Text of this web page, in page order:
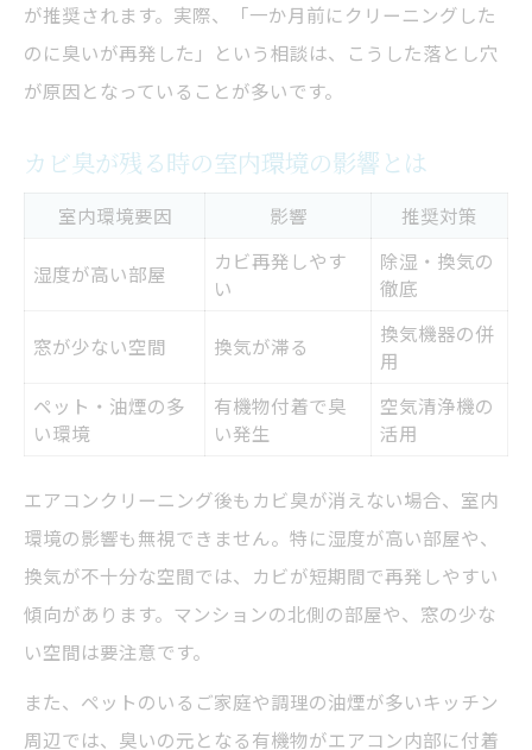
再発したカビ臭に悩んだら業者相談の判断ポイ
ント
再相談すべきケース早見表
業者再依頼前に確認したい項目
自分で解決できるかの判断基準
エアコンクリーニング後の臭いが続く時の
相談先
再クリーニングが必要なサインとは
が推奨されます。実際、「一か月前にクリーニングした
のに臭いが再発した」という相談は、こうした落とし穴
が原因となっていることが多いです。
カビ臭が残る時の室内環境の影響とは
室内環境要因 影響 推奨対策
湿度が高い部屋
カビ再発しやす
い
除湿・換気の
徹底
窓が少ない空間 換気が滞る
換気機器の併
用
ペット・油煙の多
い環境
有機物付着で臭
い発生
空気清浄機の
活用
エアコンクリーニング後もカビ臭が消えない場合、室内
環境の影響も無視できません。特に湿度が高い部屋や、
換気が不十分な空間では、カビが短期間で再発しやすい
傾向があります。マンションの北側の部屋や、窓の少な
い空間は要注意です。
また、ペットのいるご家庭や調理の油煙が多いキッチン
周辺では、臭いの元となる有機物がエアコン内部に付着